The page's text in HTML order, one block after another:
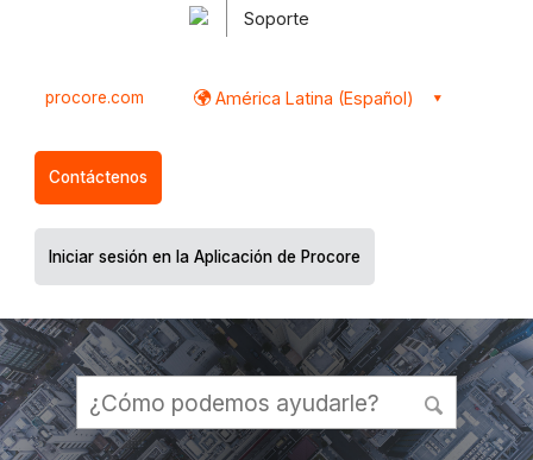
Soporte
procore.com América Latina (Español)
Contáctenos
Iniciar sesión en la Aplicación de Procore